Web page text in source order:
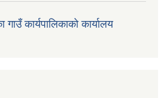
गाउँ कार्यपालिकाको कार्यालय